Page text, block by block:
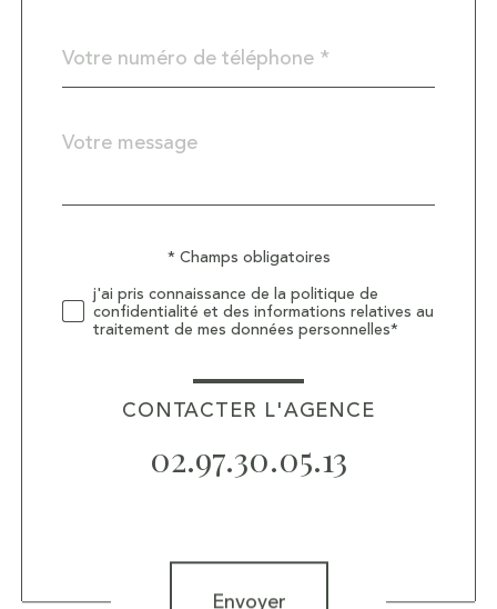
*
Fieldset
défaut
Message
*
Validation* Champs obligatoires
j'ai pris connaissance de la politique de
confidentialité et des informations relatives au
traitement de mes données personnelles*
CONTACTER L'AGENCE
02.97.30.05.13
Envoyer